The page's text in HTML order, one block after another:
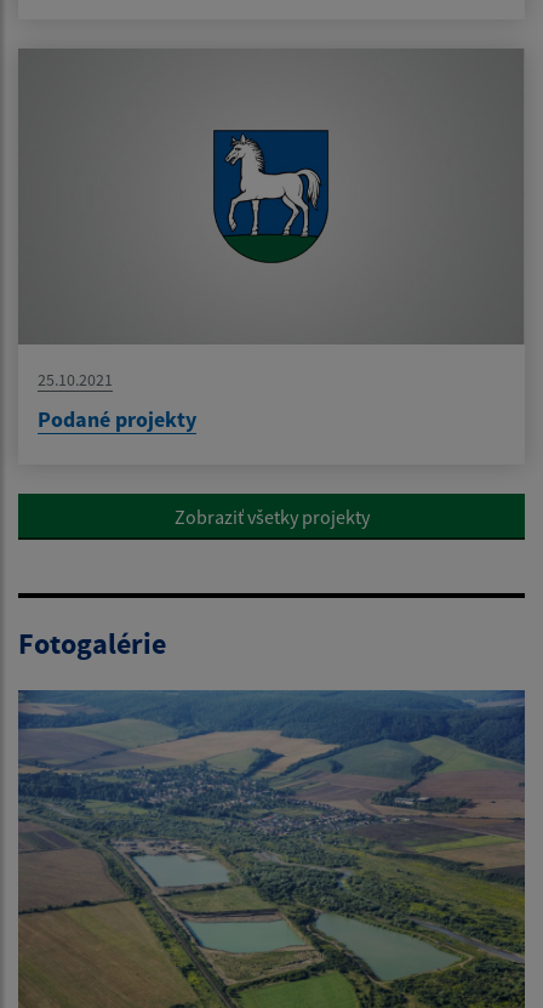
25.10.2021
Podané projekty
Zobraziť všetky projekty
Fotogalérie